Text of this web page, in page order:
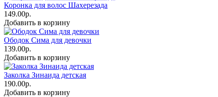
Коронка для волос Шахерезада
149.00р.
Добавить в корзину
Ободок Сима для девочки
139.00р.
Добавить в корзину
Заколка Зинаида детская
190.00р.
Добавить в корзину